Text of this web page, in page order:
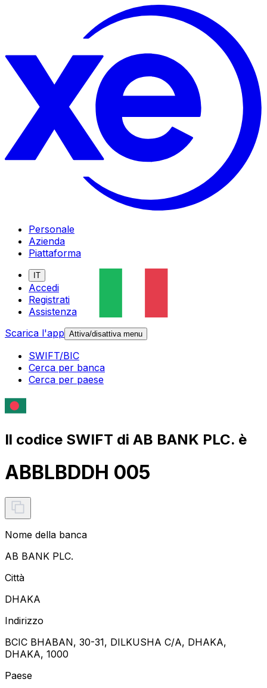
Personale
Azienda
Piattaforma
IT
Accedi
Registrati
Assistenza
Scarica l'app Attiva/disattiva menu
SWIFT/BIC
Cerca per banca
Cerca per paese
Il codice SWIFT di AB BANK PLC. è
ABBLBDDH 005
Nome della banca
AB BANK PLC.
Città
DHAKA
Indirizzo
BCIC BHABAN, 30-31, DILKUSHA C/A, DHAKA,
DHAKA, 1000
Paese